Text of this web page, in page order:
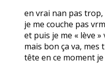
en vrai nan pas trop,
je me couche pas
et puis je me « lève »
mais bon ça va,
tête en ce moment